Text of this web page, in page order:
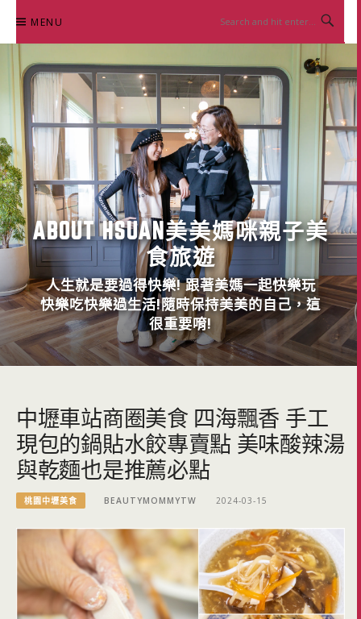
content
MENU
ABOUT HSUAN美美媽咪親子美
食旅遊
人生就是要過得快樂! 跟著美媽一起快樂玩
快樂吃快樂過生活!隨時保持美美的自己，這
很重要唷!
中壢車站商圈美食 四海飄香 手工
現包的鍋貼水餃專賣點 美味酸辣湯
與乾麵也是推薦必點
桃園中壢美食 BEAUTYMOMMYTW 2024-03-15